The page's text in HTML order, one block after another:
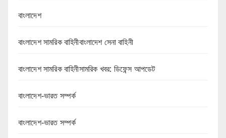
বাংলাদেশ
বাংলাদেশ সামরিক বাহিনীবাংলাদেশ সেনা বাহিনী
বাংলাদেশ সামরিক বাহিনীসামরিক খবর: ডিফেন্স আপডেট
বাংলাদেশ-ভারত সম্পর্ক
বাংলাদেশ-ভারত সম্পর্ক